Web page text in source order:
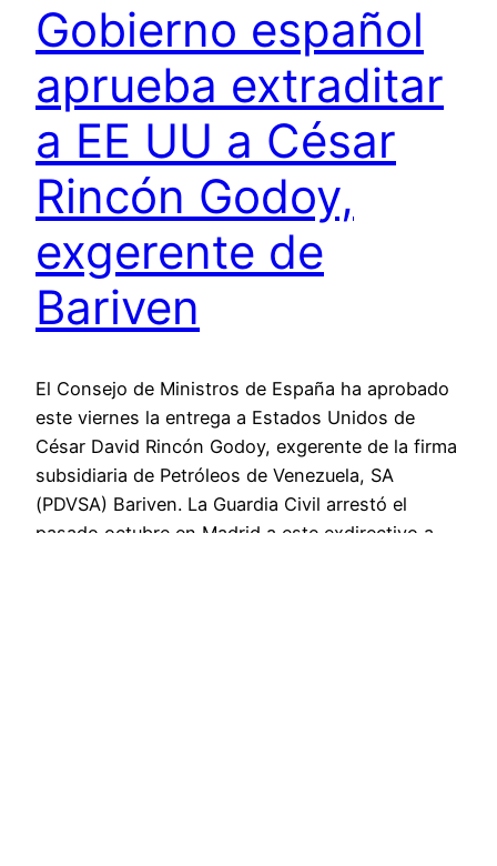
Gobierno español
aprueba extraditar
a EE UU a César
Rincón Godoy,
exgerente de
Bariven
El Consejo de Ministros de España ha aprobado
este viernes la entrega a Estados Unidos de
César David Rincón Godoy, exgerente de la firma
subsidiaria de Petróleos de Venezuela, SA
(PDVSA) Bariven. La Guardia Civil arrestó el
pasado octubre en Madrid a este exdirectivo a